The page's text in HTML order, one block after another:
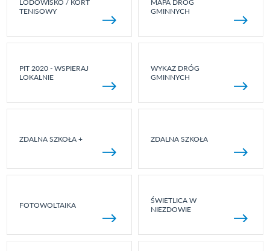
LODOWISKO / KORT
TENISOWY
MAPA DRÓG
GMINNYCH
PIT 2020 - WSPIERAJ
LOKALNIE
WYKAZ DRÓG
GMINNYCH
ZDALNA SZKOŁA + ZDALNA SZKOŁA
FOTOWOLTAIKA
ŚWIETLICA W
NIEZDOWIE